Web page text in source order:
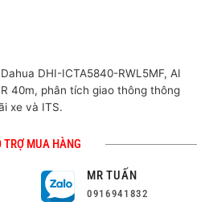
DHI-ICTA5840-RWL5MF, AI
40m, phân tích giao thông thông
xe và ITS.
TRỢ MUA HÀNG
MR TUẤN
0916941832